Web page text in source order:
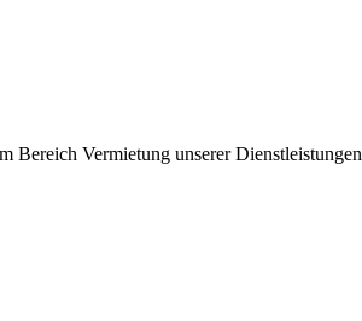
Bereich Vermietung unserer Dienstleistungen